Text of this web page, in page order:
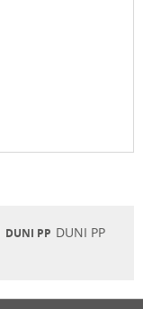
DUNI PP DUNI PP